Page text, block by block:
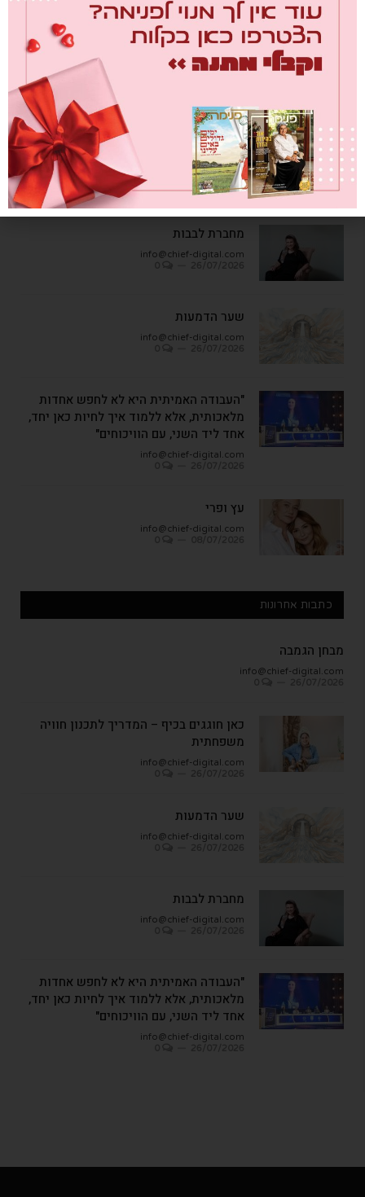
טורים אישיים
מבחן הגמבה
info@chief-digital.com
26/07/2026
0
מחברת לבבות
info@chief-digital.com
שער הדמעות
info@chief-digital.com
"העבודה האמיתית היא לא לחפש אחדות
מלאכותית, אלא ללמוד איך לחיות כאן יחד,
אחד ליד השני, עם הוויכוחים"
info@chief-digital.com
עץ ופרי
info@chief-digital.com
כתבות אחרונות
מבחן הגמבה
info@chief-digital.com
כאן חוגגים בכיף – המדריך לתכנון חוויה
משפחתית
info@chief-digital.com
שער הדמעות
info@chief-digital.com
מחברת לבבות
info@chief-digital.com
"העבודה האמיתית היא לא לחפש אחדות
מלאכותית, אלא ללמוד איך לחיות כאן יחד,
אחד ליד השני, עם הוויכוחים"
info@chief-digital.com